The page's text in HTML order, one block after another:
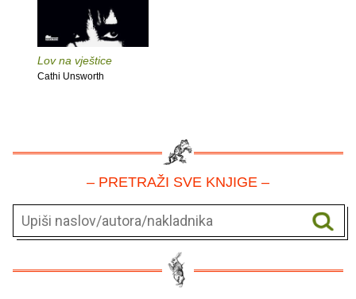
Lov na vještice
Cathi Unsworth
– PRETRAŽI SVE KNJIGE –